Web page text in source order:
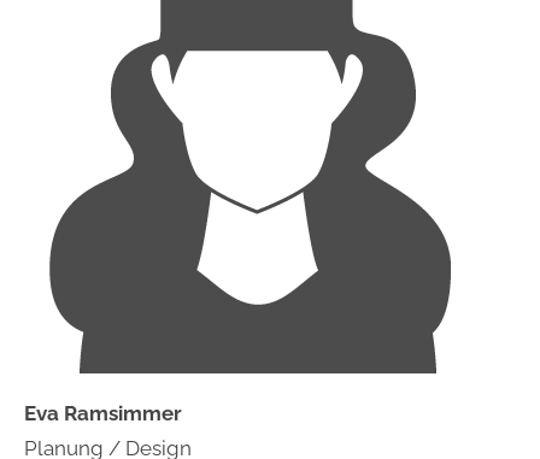
Eva Ramsimmer
Planung / Design